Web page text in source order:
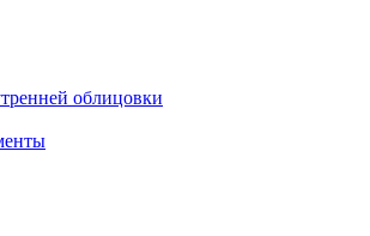
облицовки